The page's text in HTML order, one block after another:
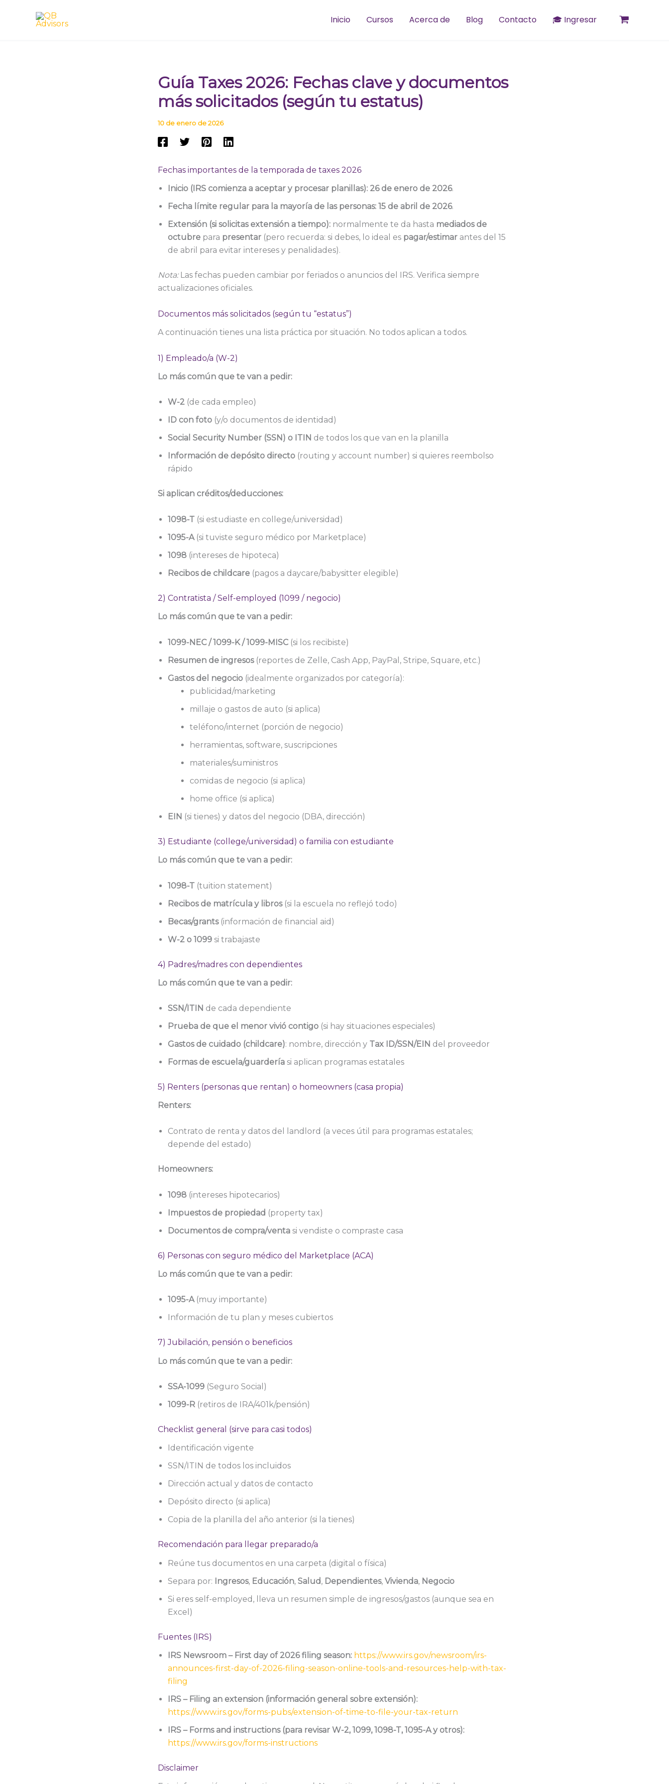
Inicio Cursos Acerca de Blog Contacto 🎓 Ingresar
Guía Taxes 2026: Fechas clave y documentos
más solicitados (según tu estatus)
10 de enero de 2026
Fechas importantes de la temporada de taxes 2026
Inicio (IRS comienza a aceptar y procesar planillas): 26 de enero de 2026.
Fecha límite regular para la mayoría de las personas: 15 de abril de 2026.
Extensión (si solicitas extensión a tiempo): normalmente te da hasta mediados de
octubre para presentar (pero recuerda: si debes, lo ideal es pagar/estimar antes del 15
de abril para evitar intereses y penalidades).
Nota:Las fechas pueden cambiar por feriados o anuncios del IRS. Verifica siempre
actualizaciones oficiales.
Documentos más solicitados (según tu “estatus”)
A continuación tienes una lista práctica por situación. No todos aplican a todos.
1) Empleado/a (W-2)
Lo más común que te van a pedir:
W-2 (de cada empleo)
ID con foto (y/o documentos de identidad)
Social Security Number (SSN) o ITIN de todos los que van en la planilla
Información de depósito directo (routing y account number) si quieres reembolso
rápido
Si aplican créditos/deducciones:
1098-T (si estudiaste en college/universidad)
1095-A(si tuviste seguro médico por Marketplace)
1098 (intereses de hipoteca)
Recibos de childcare (pagos a daycare/babysitter elegible)
2) Contratista / Self-employed (1099 / negocio)
Lo más común que te van a pedir:
1099-NEC / 1099-K / 1099-MISC(si los recibiste)
Resumen de ingresos(reportes de Zelle, Cash App, PayPal, Stripe, Square, etc.)
Gastos del negocio (idealmente organizados por categoría):
publicidad/marketing
millaje o gastos de auto (si aplica)
teléfono/internet (porción de negocio)
herramientas, software, suscripciones
materiales/suministros
comidas de negocio (si aplica)
home office (si aplica)
EIN (si tienes) y datos del negocio (DBA, dirección)
3) Estudiante (college/universidad) o familia con estudiante
Lo más común que te van a pedir:
1098-T (tuition statement)
Recibos de matrícula y libros(si la escuela no reflejó todo)
Becas/grants(información de financial aid)
W-2 o 1099 si trabajaste
4) Padres/madres con dependientes
Lo más común que te van a pedir:
SSN/ITIN de cada dependiente
Prueba de que el menor vivió contigo (si hay situaciones especiales)
Gastos de cuidado (childcare): nombre, dirección y Tax ID/SSN/EIN del proveedor
Formas de escuela/guardería si aplican programas estatales
5) Renters (personas que rentan) o homeowners (casa propia)
Renters:
Contrato de renta y datos del landlord (a veces útil para programas estatales;
depende del estado)
Homeowners:
1098 (intereses hipotecarios)
Impuestos de propiedad (property tax)
Documentos de compra/venta si vendiste o compraste casa
6) Personas con seguro médico del Marketplace (ACA)
Lo más común que te van a pedir:
1095-A(muy importante)
Información de tu plan y meses cubiertos
7) Jubilación, pensión o beneficios
Lo más común que te van a pedir:
SSA-1099 (Seguro Social)
1099-R (retiros de IRA/401k/pensión)
Checklist general (sirve para casi todos)
Identificación vigente
SSN/ITIN de todos los incluidos
Dirección actual y datos de contacto
Depósito directo (si aplica)
Copia de la planilla del año anterior (si la tienes)
Recomendación para llegar preparado/a
Reúne tus documentos en una carpeta (digital o física)
Separa por: Ingresos, Educación, Salud, Dependientes, Vivienda, Negocio
Si eres self-employed, lleva un resumen simple de ingresos/gastos (aunque sea en
Excel)
Fuentes (IRS)
IRS Newsroom – First day of 2026 filing season: https://www.irs.gov/newsroom/irs-
announces-first-day-of-2026-filing-season-online-tools-and-resources-help-with-tax-
filing
IRS – Filing an extension (información general sobre extensión):
https://www.irs.gov/forms-pubs/extension-of-time-to-file-your-tax-return
IRS – Forms and instructions (para revisar W-2, 1099, 1098-T, 1095-A y otros):
https://www.irs.gov/forms-instructions
Disclaimer